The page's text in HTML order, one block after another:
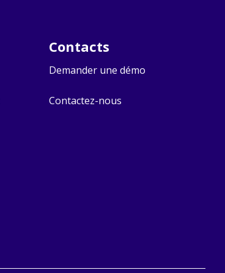
Contacts​
Demander une démo
Contactez-nous